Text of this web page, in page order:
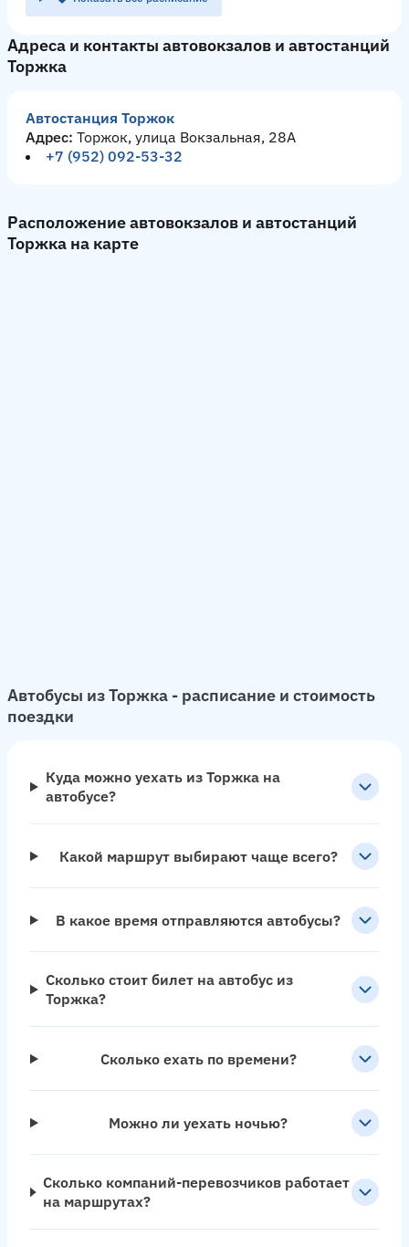
Адреса и контакты автовокзалов и автостанций
Торжка
Автостанция Торжок
Адрес: Торжок, улица Вокзальная, 28А
+7 (952) 092-53-32
Расположение автовокзалов и автостанций
Торжка на карте
Автобусы из Торжка - расписание и стоимость
поездки
Куда можно уехать из Торжка на
автобусе?
Какой маршрут выбирают чаще всего?
В какое время отправляются автобусы?
Сколько стоит билет на автобус из
Торжка?
Сколько ехать по времени?
Можно ли уехать ночью?
Сколько компаний-перевозчиков работает
на маршрутах?